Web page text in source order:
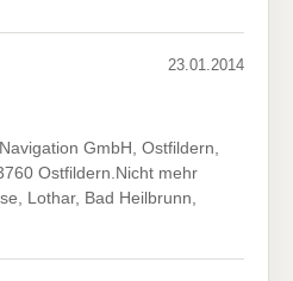
23.01.2014
GmbH, Ostfildern,
Ostfildern.Nicht mehr
Lothar, Bad Heilbrunn,